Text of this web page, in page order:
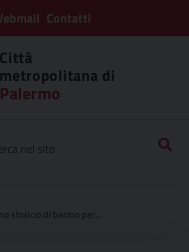
Contatti
Città
metropolitana di
Palermo